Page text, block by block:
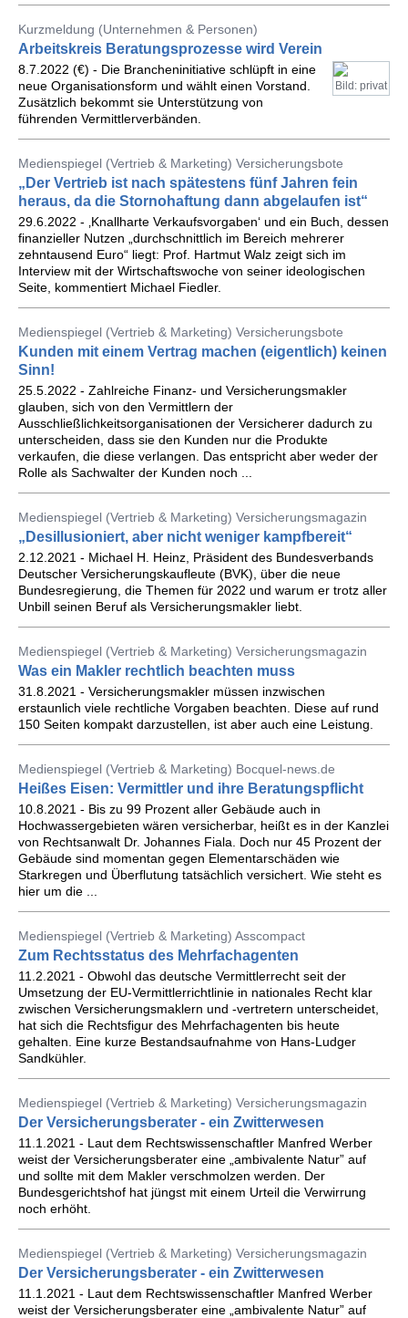
Kurzmeldung (Unternehmen & Personen)
Arbeitskreis Beratungsprozesse wird Verein
Bild: privat
8.7.2022 (€) - Die Brancheninitiative schlüpft in eine
neue Organisationsform und wählt einen Vorstand.
Zusätzlich bekommt sie Unterstützung von
führenden Vermittlerverbänden.
Medienspiegel (Vertrieb & Marketing) Versicherungsbote
„Der Vertrieb ist nach spätestens fünf Jahren fein
heraus, da die Stornohaftung dann abgelaufen ist“
29.6.2022 - ‚Knallharte Verkaufsvorgaben‘ und ein Buch, dessen
finanzieller Nutzen „durchschnittlich im Bereich mehrerer
zehntausend Euro“ liegt: Prof. Hartmut Walz zeigt sich im
Interview mit der Wirtschaftswoche von seiner ideologischen
Seite, kommentiert Michael Fiedler.
Medienspiegel (Vertrieb & Marketing) Versicherungsbote
Kunden mit einem Vertrag machen (eigentlich) keinen
Sinn!
25.5.2022 - Zahlreiche Finanz- und Versicherungsmakler
glauben, sich von den Vermittlern der
Ausschließlichkeitsorganisationen der Versicherer dadurch zu
unterscheiden, dass sie den Kunden nur die Produkte
verkaufen, die diese verlangen. Das entspricht aber weder der
Rolle als Sachwalter der Kunden noch ...
Medienspiegel (Vertrieb & Marketing) Versicherungsmagazin
„Desillusioniert, aber nicht weniger kampfbereit“
2.12.2021 - Michael H. Heinz, Präsident des Bundesverbands
Deutscher Versicherungskaufleute (BVK), über die neue
Bundesregierung, die Themen für 2022 und warum er trotz aller
Unbill seinen Beruf als Versicherungsmakler liebt.
Medienspiegel (Vertrieb & Marketing) Versicherungsmagazin
Was ein Makler rechtlich beachten muss
31.8.2021 - Versicherungsmakler müssen inzwischen
erstaunlich viele rechtliche Vorgaben beachten. Diese auf rund
150 Seiten kompakt darzustellen, ist aber auch eine Leistung.
Medienspiegel (Vertrieb & Marketing) Bocquel-news.de
Heißes Eisen: Vermittler und ihre Beratungspflicht
10.8.2021 - Bis zu 99 Prozent aller Gebäude auch in
Hochwassergebieten wären versicherbar, heißt es in der Kanzlei
von Rechtsanwalt Dr. Johannes Fiala. Doch nur 45 Prozent der
Gebäude sind momentan gegen Elementarschäden wie
Starkregen und Überflutung tatsächlich versichert. Wie steht es
hier um die ...
Medienspiegel (Vertrieb & Marketing) Asscompact
Zum Rechtsstatus des Mehrfachagenten
11.2.2021 - Obwohl das deutsche Vermittlerrecht seit der
Umsetzung der EU-Vermittlerrichtlinie in nationales Recht klar
zwischen Versicherungsmaklern und -vertretern unterscheidet,
hat sich die Rechtsfigur des Mehrfachagenten bis heute
gehalten. Eine kurze Bestandsaufnahme von Hans-Ludger
Sandkühler.
Medienspiegel (Vertrieb & Marketing) Versicherungsmagazin
Der Versicherungsberater - ein Zwitterwesen
11.1.2021 - Laut dem Rechtswissenschaftler Manfred Werber
weist der Versicherungsberater eine „ambivalente Natur” auf
und sollte mit dem Makler verschmolzen werden. Der
Bundesgerichtshof hat jüngst mit einem Urteil die Verwirrung
noch erhöht.
Medienspiegel (Vertrieb & Marketing) Versicherungsmagazin
Der Versicherungsberater - ein Zwitterwesen
11.1.2021 - Laut dem Rechtswissenschaftler Manfred Werber
weist der Versicherungsberater eine „ambivalente Natur” auf